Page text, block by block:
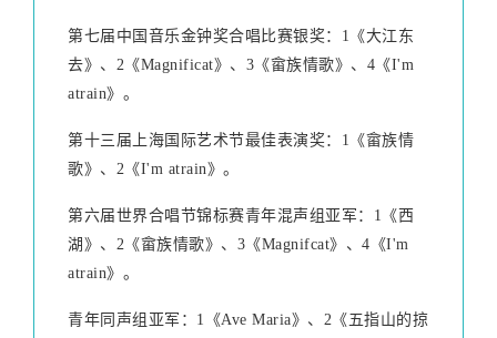
第七届中国音乐金钟奖合唱比赛银奖：1《大江东
去》、2《Magnificat》、3《畲族情歌》、4《I'm
atrain》。
第十三届上海国际艺术节最佳表演奖：1《畲族情
歌》、2《I'm atrain》。
第六届世界合唱节锦标赛青年混声组亚军：1《西
湖》、2《畲族情歌》、3《Magnifcat》、4《I'm
atrain》。
青年同声组亚军：1《Ave Maria》、2《五指山的掠